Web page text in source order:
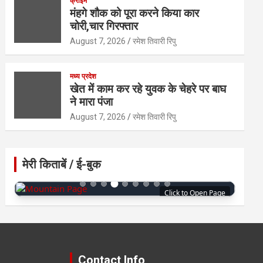
मंहगे शौक को पूरा करने किया कार
चोरी,चार गिरफ्तार
August 7, 2026 रमेश तिवारी रिपु
मध्य प्रदेश
खेत में काम कर रहे युवक के चेहरे पर बाघ
ने मारा पंजा
August 7, 2026 रमेश तिवारी रिपु
मेरी किताबें / ई-बुक
Click to Open Page
Contact Info